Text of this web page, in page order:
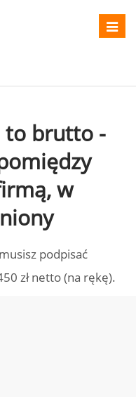
to brutto -
w
podpisać
zł netto (na rękę).